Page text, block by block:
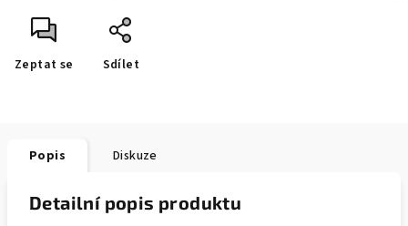
Zeptat se Sdílet
Popis Diskuze
Detailní popis produktu